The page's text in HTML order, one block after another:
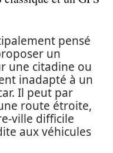
pensé
un
une citadine ou
inadapté à un
Il peut par
route étroite,
ville difficile
aux véhicules